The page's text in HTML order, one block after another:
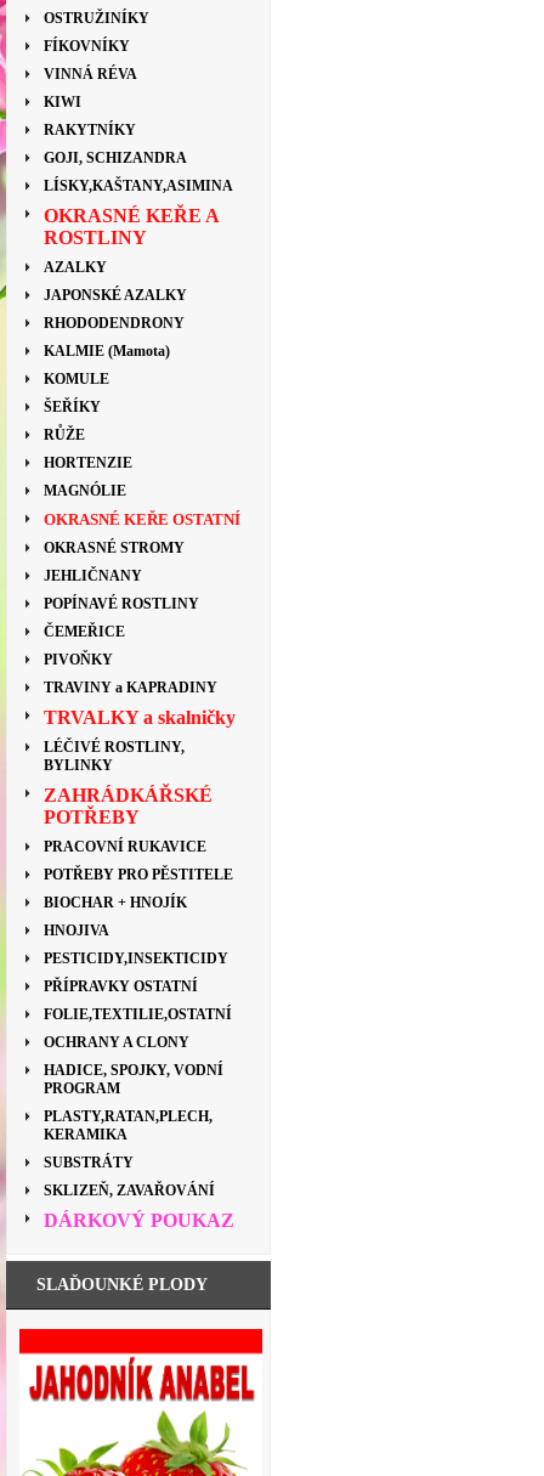
OSTRUŽINÍKY
FÍKOVNÍKY
VINNÁ RÉVA
KIWI
RAKYTNÍKY
GOJI, SCHIZANDRA
LÍSKY,KAŠTANY,ASIMINA
OKRASNÉ KEŘE A
ROSTLINY
AZALKY
JAPONSKÉ AZALKY
RHODODENDRONY
KALMIE (Mamota)
KOMULE
ŠEŘÍKY
RŮŽE
HORTENZIE
MAGNÓLIE
OKRASNÉ KEŘE OSTATNÍ
OKRASNÉ STROMY
JEHLIČNANY
POPÍNAVÉ ROSTLINY
ČEMEŘICE
PIVOŇKY
TRAVINY a KAPRADINY
TRVALKY a skalničky
LÉČIVÉ ROSTLINY,
BYLINKY
ZAHRÁDKÁŘSKÉ
POTŘEBY
PRACOVNÍ RUKAVICE
POTŘEBY PRO PĚSTITELE
BIOCHAR + HNOJÍK
HNOJIVA
PESTICIDY,INSEKTICIDY
PŘÍPRAVKY OSTATNÍ
FOLIE,TEXTILIE,OSTATNÍ
OCHRANY A CLONY
HADICE, SPOJKY, VODNÍ
PROGRAM
PLASTY,RATAN,PLECH,
KERAMIKA
SUBSTRÁTY
SKLIZEŇ, ZAVAŘOVÁNÍ
DÁRKOVÝ POUKAZ
SLAĎOUNKÉ PLODY